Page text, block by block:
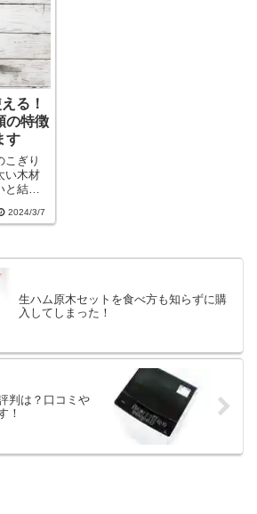
る！
の特徴
す
こぎり
い木材
と結構
道具と
くいで
2024/3/7
生ハム原木セットを食べ方も知らずに購
入してしまった！
判は？口コミや
！